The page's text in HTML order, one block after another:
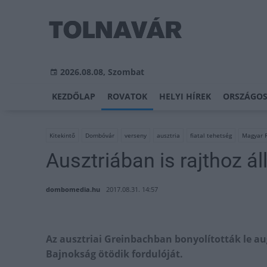
2026.08.08, Szombat
KEZDŐLAP ROVATOK HELYI HÍREK
Kitekintő Dombóvár verseny ausztria fiatal tehetség Magyar
Ausztriában is rajthoz
dombomedia.hu 2017.08.31. 14:57
Az ausztriai Greinbachban bonyolították le
Bajnokság ötödik fordulóját.